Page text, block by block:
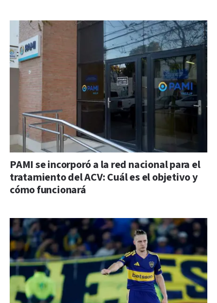
PAMI se incorporó a la red nacional para el
tratamiento del ACV: Cuál es el objetivo y
cómo funcionará